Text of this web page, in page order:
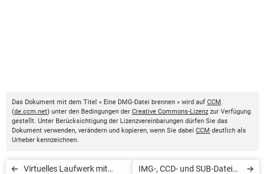
Das Dokument mit dem Titel « Eine DMG-Datei brennen » wird auf CCM
(de.ccm.net) unter den Bedingungen der Creative Commons-Lizenz zur Verfügung
gestellt. Unter Berücksichtigung der Lizenzvereinbarungen dürfen Sie das
Dokument verwenden, verändern und kopieren, wenn Sie dabei CCM deutlich als
Urheber kennzeichnen.
Virtuelles Laufwerk mit IMG-, CCD- und SUB-Dateien